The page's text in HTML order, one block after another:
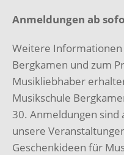
Anmeldungen ab
Weitere
Bergkamen und zum
Musikliebhaber
Musikschule
30. Anmeldungen sind
unsere
Geschenkideen für